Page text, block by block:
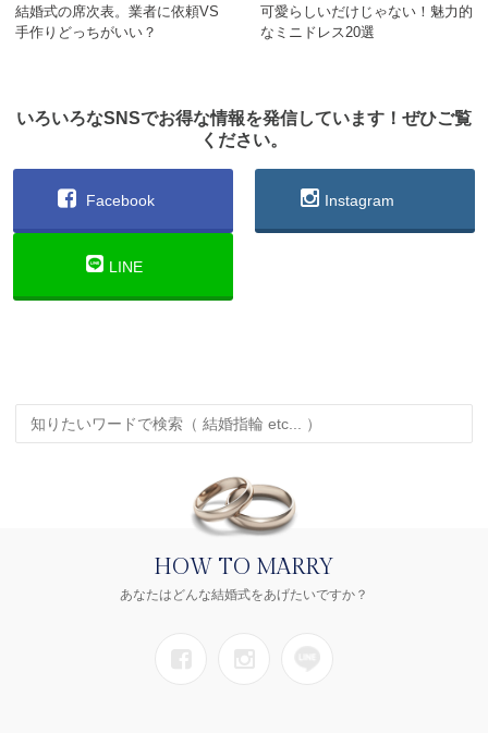
結婚式の席次表。業者に依頼VS
手作りどっちがいい？
可愛らしいだけじゃない！魅力的
なミニドレス20選
いろいろなSNSでお得な情報を発信しています！ぜひご覧
ください。
Facebook Instagram
LINE
HOW TO MARRY
あなたはどんな結婚式をあげたいですか？